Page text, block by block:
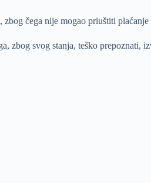
čega nije mogao priuštiti
zbog svog stanja, teško prepoznati,